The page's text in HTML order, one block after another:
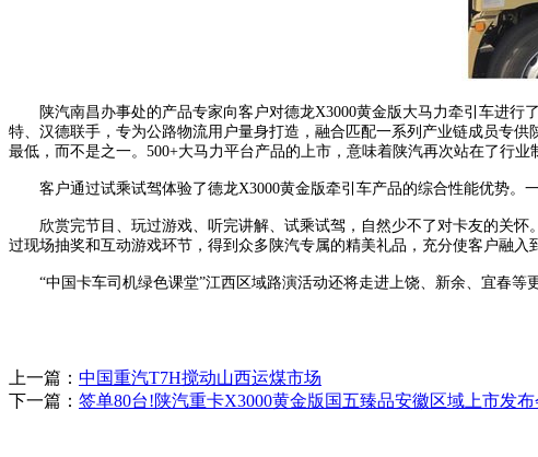
陕汽南昌办事处的产品专家向客户对德龙X3000黄金版大马力牵引车进行
特、汉德联手，专为公路物流用户量身打造，融合匹配一系列产业链成员专
最低，而不是之一。500+大马力平台产品的上市，意味着陕汽再次站在了行业
客户通过试乘试驾体验了德龙X3000黄金版牵引车产品的综合性能优势。
欣赏完节目、玩过游戏、听完讲解、试乘试驾，自然少不了对卡友的关怀
过现场抽奖和互动游戏环节，得到众多陕汽专属的精美礼品，充分使客户融
“中国卡车司机绿色课堂”江西区域路演活动还将走进上饶、新余、宜春等
上一篇： 中国重汽T7H搅动山西运煤市场
下一篇： 签单80台!陕汽重卡X3000黄金版国五臻品安徽区域上市发